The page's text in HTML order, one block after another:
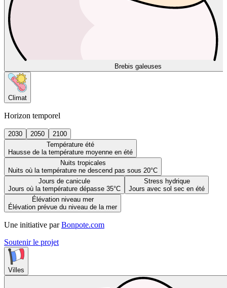
Brebis galeuses
Climat
Horizon temporel
2030 2050
2100
Température été
Hausse de la température moyenne en été
Nuits tropicales
Nuits où la température ne descend pas sous 20°C
Jours de canicule
Jours où la température dépasse 35°C
Stress hydrique
Jours avec sol sec en été
Élévation niveau mer
Élévation prévue du niveau de la mer
Une initiative par Bonpote.com
Soutenir le projet
Villes